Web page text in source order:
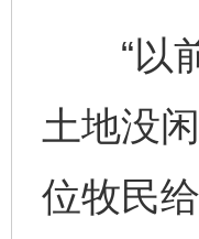
“以前
土地没
位牧民